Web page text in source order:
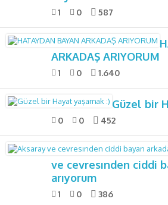
1 0 587
ARKADAŞ ARIYORUM
1 0 1.640
Güzel bir
0 0 452
ve cevresınden ciddi
arıyorum
1 0 386